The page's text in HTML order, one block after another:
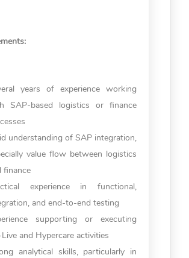
years of experience working
SAP-based logistics or finance
understanding of SAP integration,
value flow between logistics
finance
experience in functional,
and end-to-end testing
supporting or executing
and Hypercare activities
analytical skills, particularly in